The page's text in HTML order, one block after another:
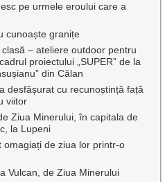
pe urmele eroului care a
cunoaște granițe
– ateliere outdoor pentru
proiectului „SUPER” de la
din Călan
desfășurat cu recunoștință față
viitor
Ziua Minerului, în capitala de
la Lupeni
omagiați de ziua lor printr-o
Vulcan, de Ziua Minerului